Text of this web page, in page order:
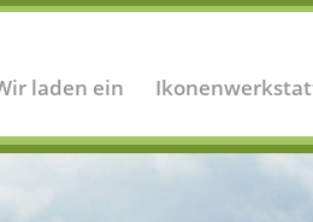
laden ein